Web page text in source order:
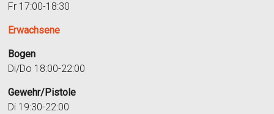
Fr 17:00-18:30
Erwachsene
Bogen
Di/Do 18:00-22:00
Gewehr/Pistole
Di 19:30-22:00